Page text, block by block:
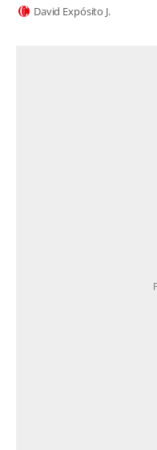
David Expósito J.